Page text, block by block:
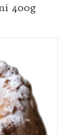
400g